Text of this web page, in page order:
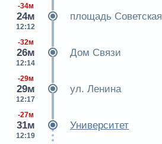
-34м
24м
12:12
площадь Советская
-32м
26м
12:14
Дом Связи
-29м
29м
12:17
ул. Ленина
-27м
31м
12:19
Университет